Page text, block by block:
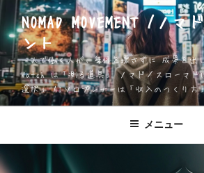
ン
テ
ン
ツ
へ
ス
プ
NOMAD MOVEMENT /ノ
ント
一人で働く人が、身体を壊さずに 成果を出
Watch は「測る道具」 ノマド／スローマド
選択」 AIソロプレナーは「収入のつくり方
メニュー